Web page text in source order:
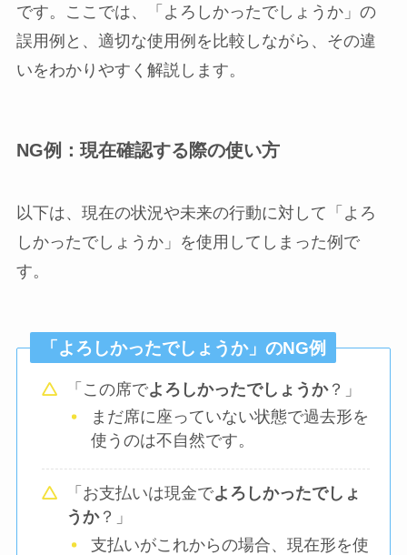
です。ここでは、「よろしかったでしょうか」の
誤用例と、適切な使用例を比較しながら、その違
いをわかりやすく解説します。
NG例：現在確認する際の使い方
以下は、現在の状況や未来の行動に対して「よろ
しかったでしょうか」を使用してしまった例で
す。
「よろしかったでしょうか」のNG例
「この席でよろしかったでしょうか？」
まだ席に座っていない状態で過去形を
使うのは不自然です。
「お支払いは現金でよろしかったでしょ
うか？」
支払いがこれからの場合、現在形を使